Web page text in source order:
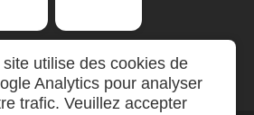
site utilise des cookies de
Analytics pour analyser
trafic. Veuillez accepter